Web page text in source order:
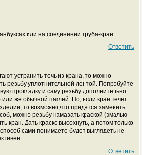
или на соединении труба-кран.
Ответить
устранить течь из крана, то можно
резьбу уплотнительной лентой. Попробуйте
прокладку и саму резьбу дополнительно
же обычной паклей. Но, если кран течёт
то возможно,что придётся заменить
можно резьбу намазать краской (эмалью
кран. Дать краске высохнуть, а потом только
сами понимаете будет выглядеть не
Ответить